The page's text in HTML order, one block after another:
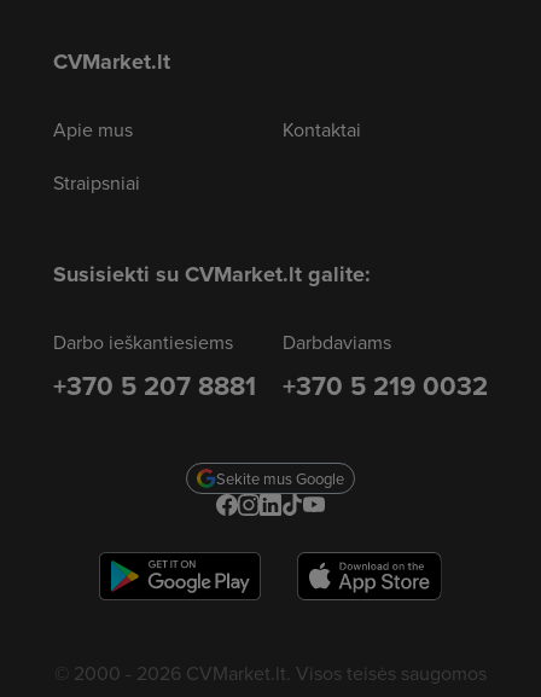
CVMarket.lt
Apie mus
Straipsniai
Kontaktai
Susisiekti su CVMarket.lt galite:
Darbo ieškantiesiems
+370 5 207 8881
Darbdaviams
+370 5 219 0032
Sekite mus Google
© 2000 - 2026 CVMarket.lt. Visos teisės saugomos